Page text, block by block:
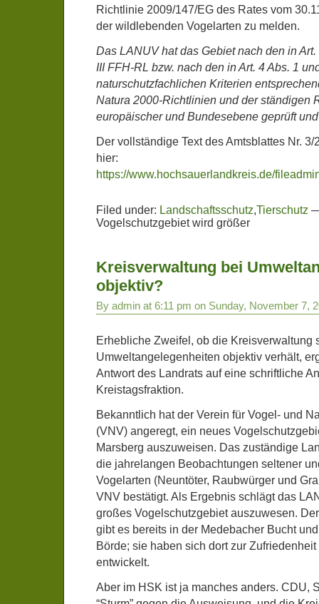
Richtlinie 2009/147/EG des Rates vom
der wildlebenden Vogelarten zu melden.
Das LANUV hat das Gebiet nach den in
III FFH-RL bzw. nach den in Art. 4 Abs. 1
naturschutzfachlichen Kriterien
Natura 2000-Richtlinien und der ständigen
europäischer und Bundesebene geprüft und
Der vollständige Text des Amtsblattes Nr.
hier:
https://www.hochsauerlandkreis.de/
Filed under: Landschaftsschutz,Tierschutz
Vogelschutzgebiet wird größer
Kreisverwaltung bei
objektiv?
By admin at 6:11 pm on Sunday, November 7,
Erhebliche Zweifel, ob die Kreisverwaltung
Umweltangelegenheiten objektiv verhält,
Antwort des Landrats auf eine schriftliche
Kreistagsfraktion.
Bekanntlich hat der Verein für Vogel- und
(VNV) angeregt, ein neues
Marsberg auszuweisen. Das zuständige
die jahrelangen Beobachtungen seltener
Vogelarten (Neuntöter, Raubwürger und
VNV bestätigt. Als Ergebnis schlägt das
großes Vogelschutzgebiet auszuwesen.
gibt es bereits in der Medebacher Bucht
Börde; sie haben sich dort zur
entwickelt.
Aber im HSK ist ja manches anders. CDU,